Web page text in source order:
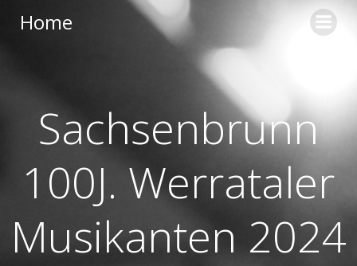
Zum
Inhalt
springen
Home
Sachsenbrunn
100J. Werrataler
Musikanten 2024